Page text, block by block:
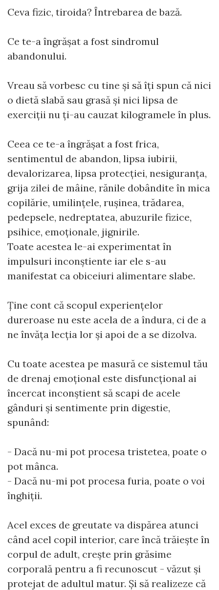
Ceva fizic, tiroida? Întrebarea de bază.
Ce te-a îngrășat a fost sindromul
abandonului.
Vreau să vorbesc cu tine și să îți spun că nici
o dietă slabă sau grasă și nici lipsa de
exerciții nu ți-au cauzat kilogramele în plus.
Ceea ce te-a îngrășat a fost frica,
sentimentul de abandon, lipsa iubirii,
devalorizarea, lipsa protecției, nesiguranța,
grija zilei de mâine, rănile dobândite în mica
copilărie, umilințele, rușinea, trădarea,
pedepsele, nedreptatea, abuzurile fizice,
psihice, emoționale, jignirile.
Toate acestea le-ai experimentat în
impulsuri inconștiente iar ele s-au
manifestat ca obiceiuri alimentare slabe.
Ține cont că scopul experiențelor
dureroase nu este acela de a îndura, ci de a
ne învăța lecția lor și apoi de a se dizolva.
Cu toate acestea pe masură ce sistemul tău
de drenaj emoțional este disfuncțional ai
încercat inconștient să scapi de acele
gânduri și sentimente prin digestie,
spunând:
- Dacă nu-mi pot procesa tristetea, poate o
pot mânca.
- Dacă nu-mi pot procesa furia, poate o voi
înghiții.
Acel exces de greutate va dispărea atunci
când acel copil interior, care încă trăiește în
corpul de adult, crește prin grăsime
corporală pentru a fi recunoscut - văzut și
protejat de adultul matur. Și să realizeze că